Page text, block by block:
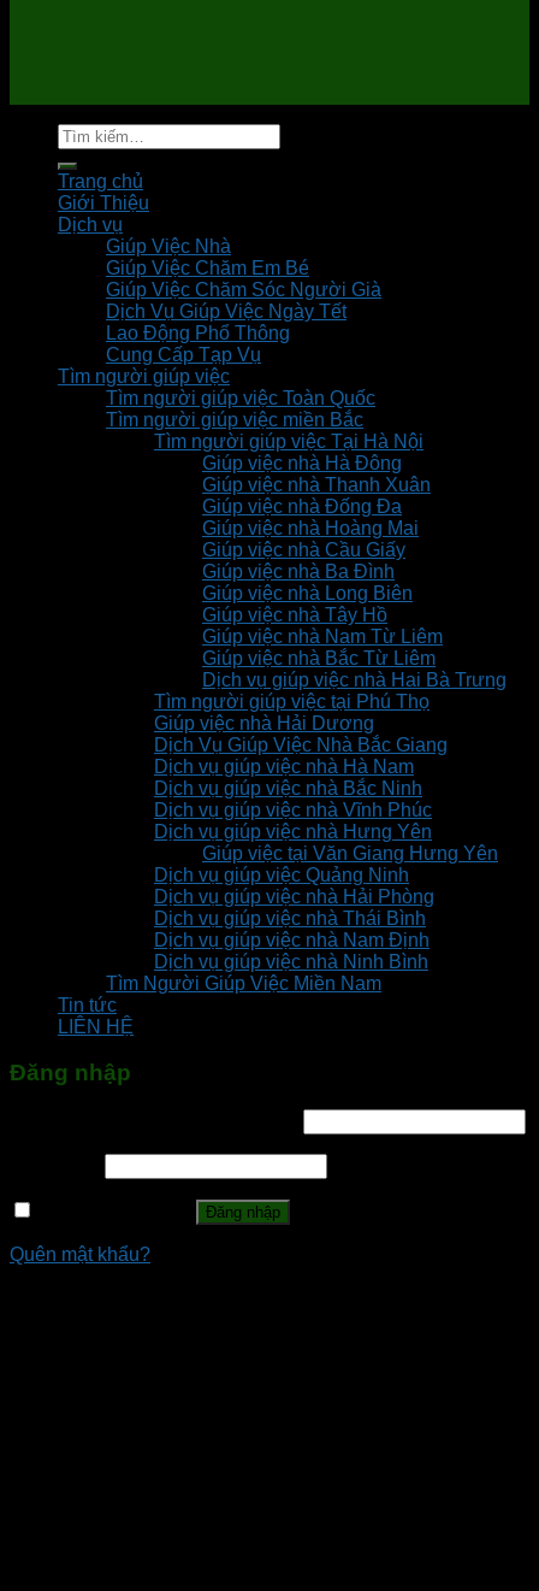
Tìm
kiếm:
Trang chủ
Giới Thiệu
Dịch vụ
Giúp Việc Nhà
Giúp Việc Chăm Em Bé
Giúp Việc Chăm Sóc Người Già
Dịch Vụ Giúp Việc Ngày Tết
Lao Động Phổ Thông
Cung Cấp Tạp Vụ
Tìm người giúp việc
Tìm người giúp việc Toàn Quốc
Tìm người giúp việc miền Bắc
Tìm người giúp việc Tại Hà Nội
Giúp việc nhà Hà Đông
Giúp việc nhà Thanh Xuân
Giúp việc nhà Đống Đa
Giúp việc nhà Hoàng Mai
Giúp việc nhà Cầu Giấy
Giúp việc nhà Ba Đình
Giúp việc nhà Long Biên
Giúp việc nhà Tây Hồ
Giúp việc nhà Nam Từ Liêm
Giúp việc nhà Bắc Từ Liêm
Dịch vụ giúp việc nhà Hai Bà Trưng
Tìm người giúp việc tại Phú Thọ
Giúp việc nhà Hải Dương
Dịch Vụ Giúp Việc Nhà Bắc Giang
Dịch vụ giúp việc nhà Hà Nam
Dịch vụ giúp việc nhà Bắc Ninh
Dịch vụ giúp việc nhà Vĩnh Phúc
Dịch vụ giúp việc nhà Hưng Yên
Giúp việc tại Văn Giang Hưng Yên
Dịch vụ giúp việc Quảng Ninh
Dịch vụ giúp việc nhà Hải Phòng
Dịch vụ giúp việc nhà Thái Bình
Dịch vụ giúp việc nhà Nam Định
Dịch vụ giúp việc nhà Ninh Bình
Tìm Người Giúp Việc Miền Nam
Tin tức
LIÊN HỆ
Đăng nhập
Đăng nhập
Quên mật khẩu?